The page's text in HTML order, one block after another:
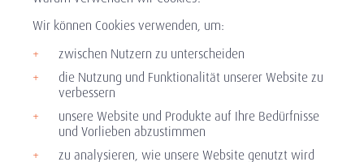
Wir können Cookies verwenden, um:
zwischen Nutzern zu unterscheiden
die Nutzung und Funktionalität unserer Website zu
verbessern
unsere Website und Produkte auf Ihre Bedürfnisse
und Vorlieben abzustimmen
zu analysieren, wie unsere Website genutzt wird